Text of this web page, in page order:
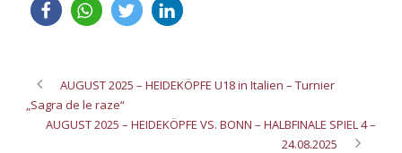
AUGUST 2025 – HEIDEKÖPFE U18 in Italien – Turnier
„Sagra de le raze“
AUGUST 2025 – HEIDEKÖPFE VS. BONN – HALBFINALE SPIEL 4 –
24.08.2025